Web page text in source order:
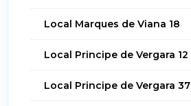
Local Marques de Viana 18
Local Principe de Vergara 12
Local Principe de Vergara 37